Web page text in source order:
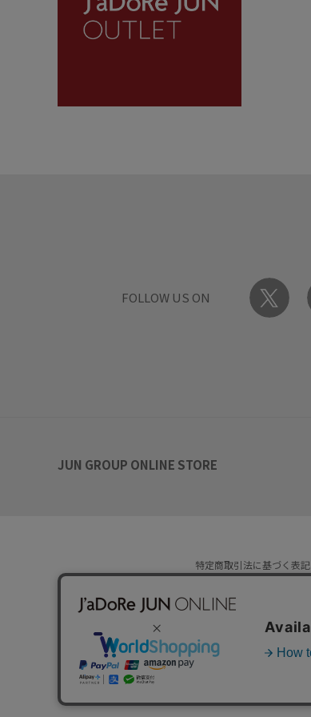
FOLLOW US ON
JUN GROUP ONLINE STORE
特定商取引法に基づく表記